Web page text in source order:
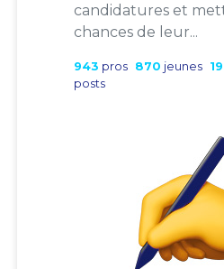
candidatures et
chances de leur...
943 pros 870 jeunes
posts